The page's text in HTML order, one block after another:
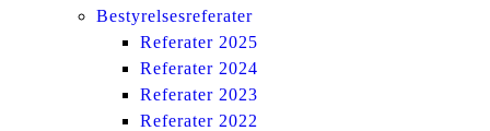
Bestyrelsesreferater
Referater 2025
Referater 2024
Referater 2023
Referater 2022